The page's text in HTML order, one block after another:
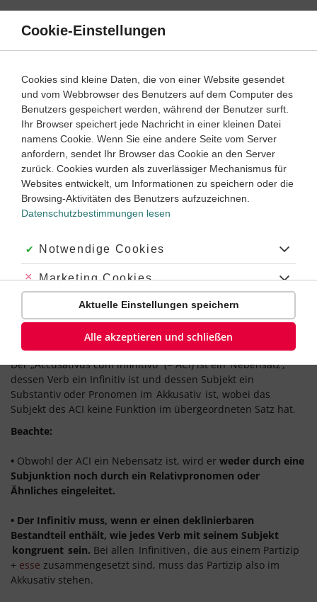
Direkt
Inhalt
Latein 1. Lernjahr ‐ Abitur
Accusativus cum infinitivo (AcI)
Über die Bezeichnung „Accusativus cum infinitivo“
Genus, Betonung:der Accusativus cum infinitivo
Herkunft:lat.accūsātīvus cum īnfīnītīvō Akkusativ mit Infinitiv
Der „Accusativus cum infinitivo“ (= ACI) ist einNebensatz,
dessen Verb ein Infinitiv ist und dessen Subjekt ein
Substantiv oder Pronomen im Akkusativ ist, wobei das
Subjekt des ACI keine Funktion im übergeordneten Satz hat.
Beachte:
• Obwohl der ACI ein Nebensatz ist, wird er weder durch eine
Subjunktion noch durch ein Relativpronomen oder
Ähnliches eingeleitet.
• Der Infinitiv muss, wenn er einen deklinierbaren
Bestandteil enthält, wie jedes Verb mit seinem Subjekt
kongruent sein. Bei allen Infinitiven , die aus einem Partizip
+ esse zusammengesetzt sind, muss das Partizip also im
Akkusativ stehen.
Cookie-Einstellungen
Cookies sind kleine Daten, die von einer Website gesendet
und vom Webbrowser des Benutzers auf dem Computer des
Benutzers gespeichert werden, während der Benutzer surft.
Ihr Browser speichert jede Nachricht in einer kleinen Datei
namens Cookie. Wenn Sie eine andere Seite vom Server
anfordern, sendet Ihr Browser das Cookie an den Server
zurück. Cookies wurden als zuverlässiger Mechanismus für
Websites entwickelt, um Informationen zu speichern oder die
Browsing-Aktivitäten des Benutzers aufzuzeichnen.
Datenschutzbestimmungen lesen
Akzeptiert:
Notwendige Cookies
Abgelehnt:
Marketing Cookies
Abgelehnt:
Personalisierungs-Cookies
Aktuelle Einstellungen speichern
Alle akzeptieren und schließen